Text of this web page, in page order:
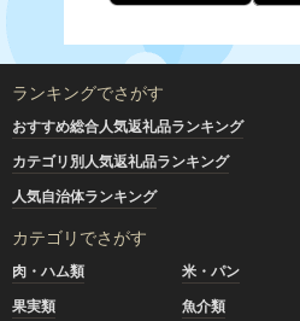
ランキングでさがす
おすすめ総合人気返礼品ランキング
カテゴリ別人気返礼品ランキング
人気自治体ランキング
カテゴリでさがす
肉・ハム類 米・パン
果実類
魚介類